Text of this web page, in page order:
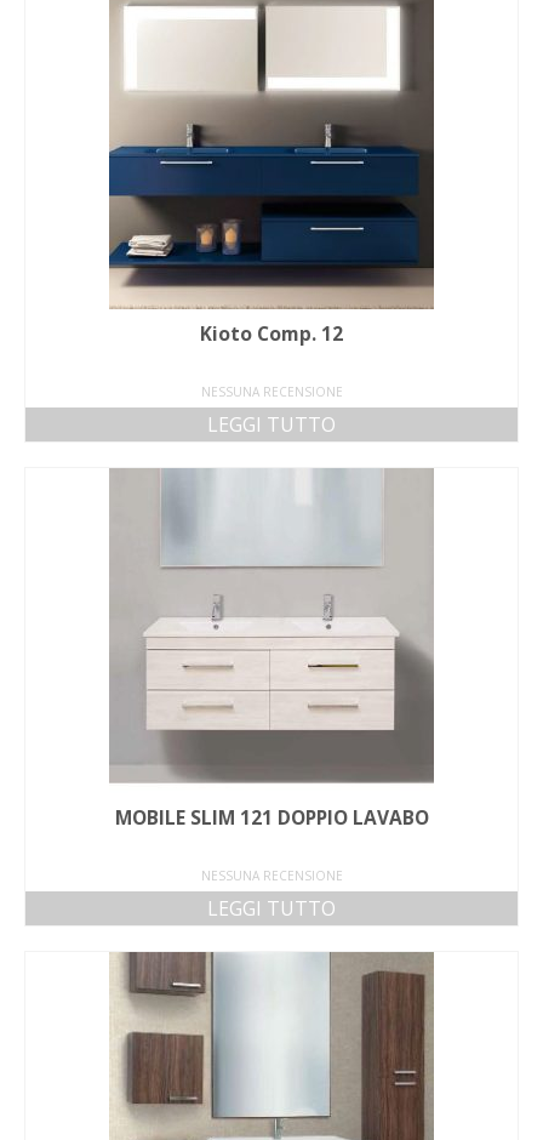
Kioto Comp. 12
NESSUNA RECENSIONE
LEGGI TUTTO
MOBILE SLIM 121 DOPPIO LAVABO
NESSUNA RECENSIONE
LEGGI TUTTO